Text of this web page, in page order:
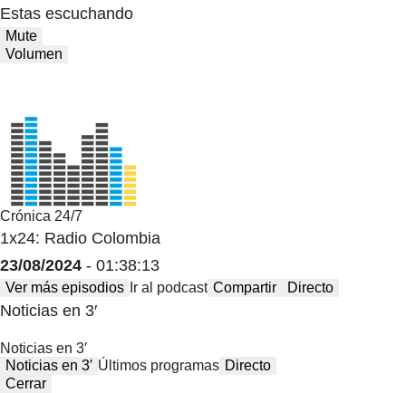
Estas escuchando
Mute
Volumen
Crónica 24/7
1x24: Radio Colombia
23/08/2024 - 01:38:13
Ver más episodios Ir al podcast Compartir Directo
Noticias en 3′
Noticias en 3′
Noticias en 3′ Últimos programas Directo
Cerrar